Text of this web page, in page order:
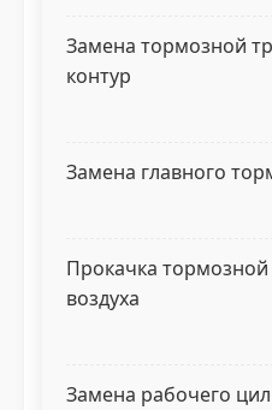
Замена тормозной
контур
Замена главного
Прокачка
воздуха
Замена рабочего